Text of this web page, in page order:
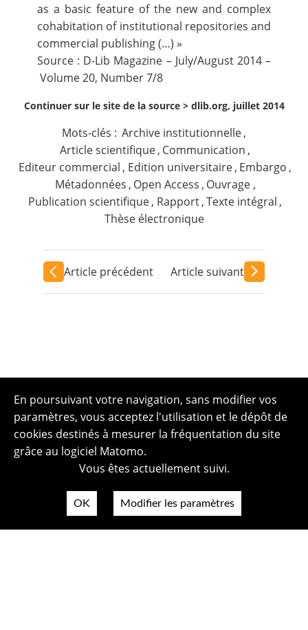
as a basic feature of the new and complex
cohabitation of institutional repositories and
commercial publishing (…) »
Source : D-Lib Magazine – July/August 2014 –
Volume 20, Number 7/8
Continuer sur le site de la source > dlib.org, juillet 2014
Mots-clés : Archive institutionnelle,
Article scientifique, Communication ,
Editeur commercial , Edition universitaire , Embargo ,
Métadonnées , Open Access , Ouvrage ,
Publication scientifique, Rapport ,Texte intégral ,
Thèse électronique
Article précédent Article suivant
En poursuivant votre navigation, sans modifier vos
paramètres, vous acceptez l'utilisation et le dépôt de
cookies destinés à mesurer la fréquentation du site
grâce au logiciel Matomo.
Vous êtes actuellement suivi.
OK Modifier les paramètres